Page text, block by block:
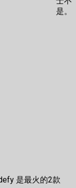
是。
是最火的2款